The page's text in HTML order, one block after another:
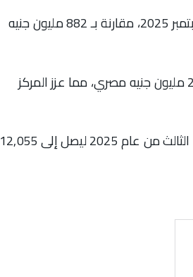
وانخفض صافي الديون بنسبة 31% ليصل إلى 612 مليون جنيه في سبتمبر 2025، مقارنة بـ 882 مليون جنيه
ويرجع هذا التحسن إلى استكمال اجراءات زيادة رأس المال بمبلغ 250 مليون جنيه مصري، مما عزز المركز
وارتفع إجمالي حقوق الملكية (القيمة الدفترية) بنسبة 20% في الربع الثالث من عام 2025 ليصل إلى 12,055